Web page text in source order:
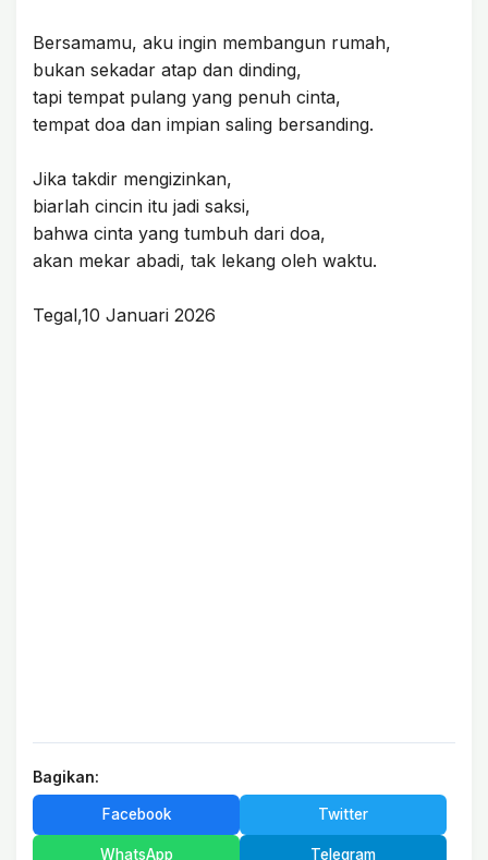
Bersamamu, aku ingin membangun rumah,
bukan sekadar atap dan dinding,
tapi tempat pulang yang penuh cinta,
tempat doa dan impian saling bersanding.
Jika takdir mengizinkan,
biarlah cincin itu jadi saksi,
bahwa cinta yang tumbuh dari doa,
akan mekar abadi, tak lekang oleh waktu.
Tegal,10 Januari 2026
Bagikan:
Facebook Twitter
WhatsApp Telegram